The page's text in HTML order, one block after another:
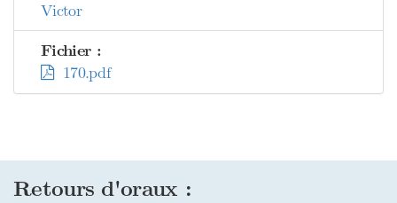
Victor
Fichier :
170.pdf
Retours d'oraux :